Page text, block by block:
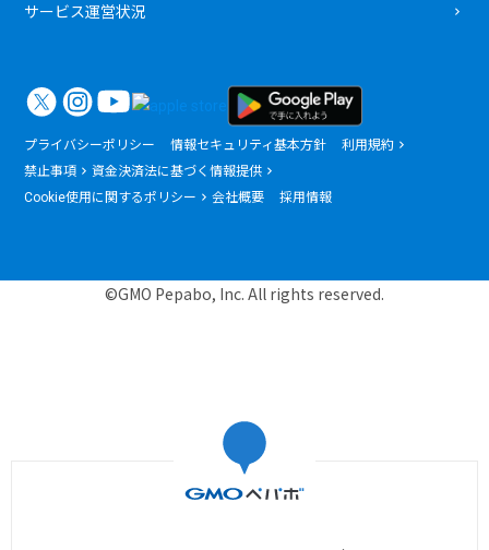
サービス運営状況
プライバシーポリシー 情報セキュリティ基本方針
利用規約
禁止事項
資金決済法に基づく情報提供
Cookie使用に関するポリシー
会社概要 採用情報
©GMO Pepabo, Inc. All rights reserved.